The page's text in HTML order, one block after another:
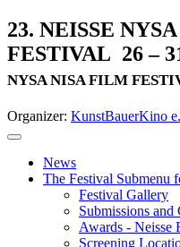
23. NEISSE
FESTIVAL 26 –
NYSA NISA FILM
Organizer: KunstBauerKino
News
The Festival Submenu
Festival Gallery
Submissions and
Awards - Neisse
Screening